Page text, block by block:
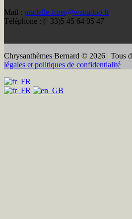
Mail : pradelle-foret@wanadoo.fr
Téléphone : (+33)5 45 64 05 47
Chrysanthèmes Bernard © 2026 | Tous
légales et politiques de confidentialité